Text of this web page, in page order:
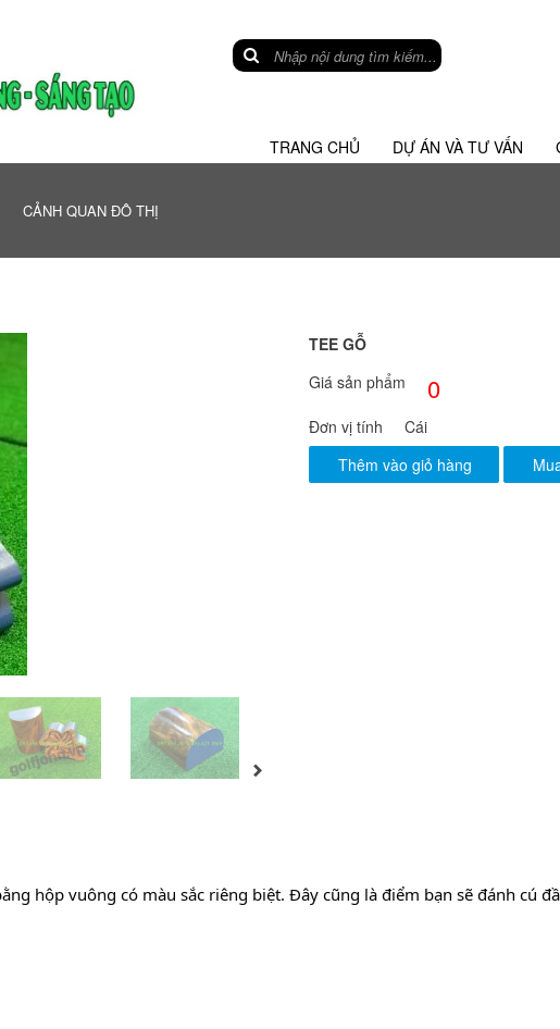
TRANG CHỦ DỰ ÁN VÀ TƯ VẤN
CẢNH QUAN ĐÔ THỊ
TEE GỖ
Giá sản phẩm
0
Đơn vị tính
Cái
Thêm vào giỏ hàng
hộp vuông có màu sắc riêng biệt. Đây cũng là điểm bạn sẽ đánh cú